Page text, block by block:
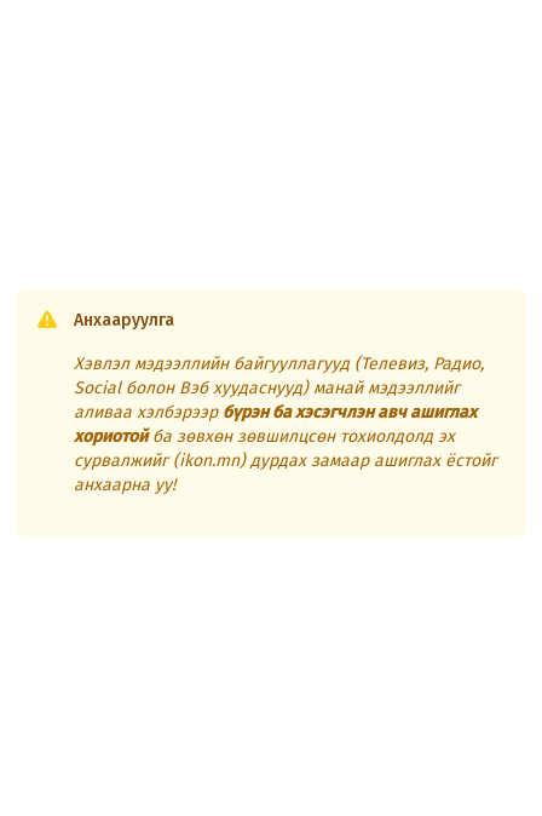
Анхааруулга
Хэвлэл мэдээллийн байгууллагууд (Телевиз, Радио,
Social болон Вэб хуудаснууд) манай мэдээллийг
аливаа хэлбэрээр бүрэн ба хэсэгчлэн авч ашиглах
хориотойба зөвхөн зөвшилцсөн тохиолдолд эх
сурвалжийг (ikon.mn) дурдах замаар ашиглах ёстойг
анхаарна уу!